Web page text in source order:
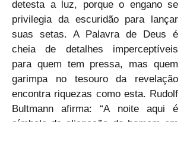
detesta a luz, porque o engano se
privilegia da escuridão para lançar
suas setas. A Palavra de Deus é
cheia de detalhes imperceptíveis
para quem tem pressa, mas quem
garimpa no tesouro da revelação
encontra riquezas como esta. Rudolf
Bultmann afirma: “A noite aqui é
símbolo da alienação do homem em